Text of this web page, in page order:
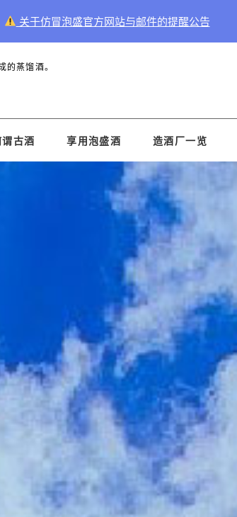
关于仿冒泡盛官方网站与邮件的提醒公告
的蒸馏酒。
谓古酒 享用泡盛酒 造酒厂一览